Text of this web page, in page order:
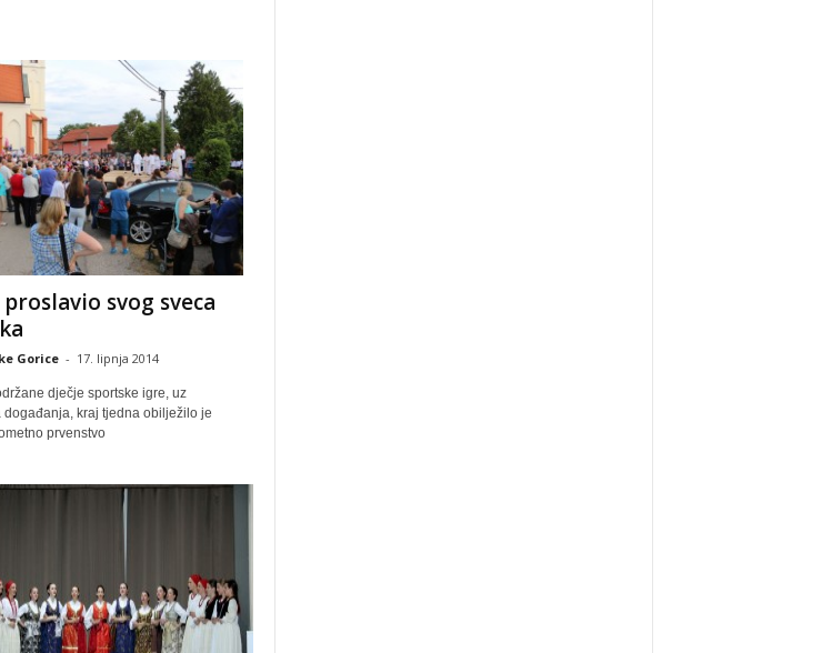
svog sveca
Gorice - 17. lipnja 2014
dječje sportske igre, uz
događanja, kraj tjedna obilježilo je
prvenstvo